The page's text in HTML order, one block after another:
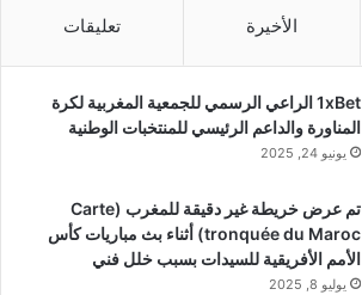
الأخيرة تعليقات
1xBet الراعي الرسمي للجمعية المغربية لكرة
المناورة والداعم الرئيسي للمنتخبات الوطنية
يونيو 24, 2025
تم عرض خريطة غير دقيقة للمغرب (Carte
tronquée du Maroc) أثناء بث مباريات كأس
الأمم الأفريقية للسيدات بسبب خلل فني
يوليو 8, 2025